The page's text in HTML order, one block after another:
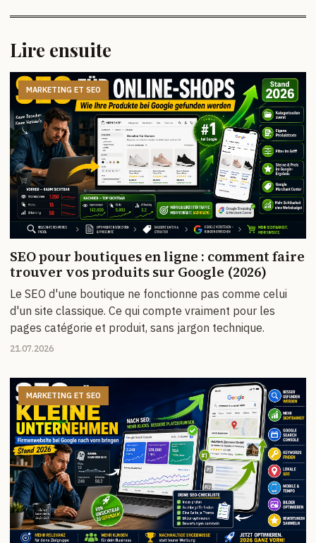
Lire ensuite
MARKETING ET SEO
SEO pour boutiques en ligne : comment faire
trouver vos produits sur Google (2026)
Le SEO d'une boutique ne fonctionne pas comme celui
d'un site classique. Ce qui compte vraiment pour les
pages catégorie et produit, sans jargon technique.
21.07.2026
MARKETING ET SEO